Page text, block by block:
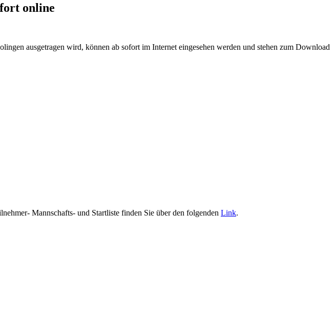
online
ausgetragen wird, können ab sofort im Internet eingesehen werden und stehen zum Download
Mannschafts- und Startliste finden Sie über den folgenden Link.